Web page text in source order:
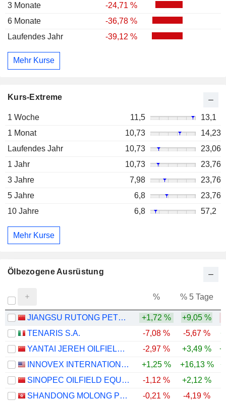
3 Monate
-24,71 %
6 Monate
-36,78 %
Laufendes Jahr
-39,12 %
Mehr Kurse
Kurs-Extreme
1 Woche 11,5
13,1
1 Monat
10,73
14,23
Laufendes Jahr
10,73
23,06
1 Jahr
10,73
23,76
3 Jahre
7,98
23,76
5 Jahre
6,8
23,76
10 Jahre
6,8 57,2
Mehr Kurse
Ölbezogene Ausrüstung
% % 5 Tage
JIANGSU RUTONG PETRO-MACHINERY CO., LTD +1,72 % +9,05 %
TENARIS S.A.
-7,08 % -5,67 %
YANTAI JEREH OILFIELD SERVICES GROUP CO., LTD.
-2,97 % +3,49 %
INNOVEX INTERNATIONAL, INC.
+1,25 % +16,13 %
SINOPEC OILFIELD EQUIPMENT CORPORATION
-1,12 % +2,12 %
SHANDONG MOLONG PETROLEUM MACHINERY COMPANY LIMITED
-0,21 % -4,19 %